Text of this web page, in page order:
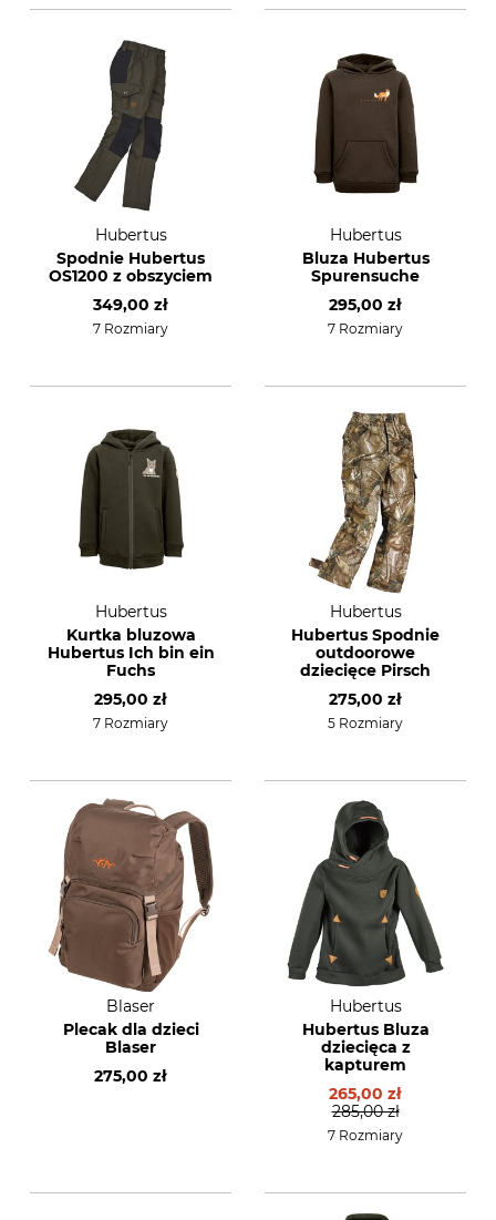
Hubertus
Spodnie Hubertus
OS1200 z obszyciem
349,00 zł
7 Rozmiary
Hubertus
Bluza Hubertus
Spurensuche
295,00 zł
7 Rozmiary
Hubertus
Kurtka bluzowa
Hubertus Ich bin ein
Fuchs
295,00 zł
7 Rozmiary
Hubertus
Hubertus Spodnie
outdoorowe
dziecięce Pirsch
275,00 zł
5 Rozmiary
Blaser
Plecak dla dzieci
Blaser
275,00 zł
Hubertus
Hubertus Bluza
dziecięca z
kapturem
265,00 zł
285,00 zł
7 Rozmiary